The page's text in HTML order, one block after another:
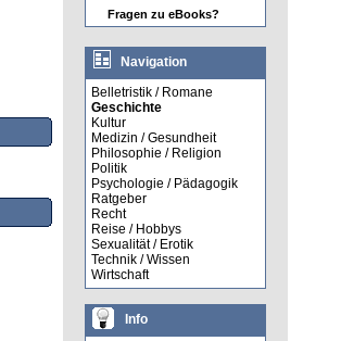
Fragen zu eBooks?
Navigation
Belletristik / Romane
Geschichte
Kultur
Medizin / Gesundheit
Philosophie / Religion
Politik
Psychologie / Pädagogik
Ratgeber
Recht
Reise / Hobbys
Sexualität / Erotik
Technik / Wissen
Wirtschaft
Info